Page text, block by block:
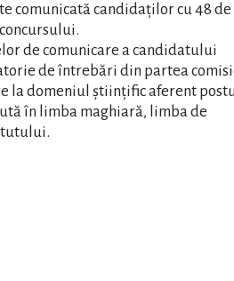
comunicată candidaților cu 48
de comunicare a candidatului
de întrebări din partea
la domeniul științific aferent
în limba maghiară, limba de